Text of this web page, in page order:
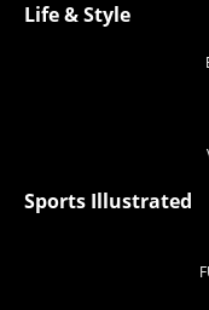
Life & Style
Sports Illustrated